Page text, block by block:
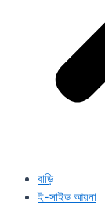
বাড়ি
ই-সাইড আয়না